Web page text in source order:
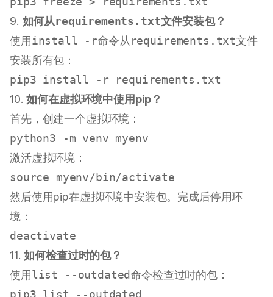
9. 如何从requirements.txt文件安装包？
使用install -r命令从 requirements.txt文件
安装所有包：
10.如何在虚拟环境中使用pip？
首先，创建一个虚拟环境：
激活虚拟环境：
source
然后使用pip在虚拟环境中安装包。完成后停用环
境：
11.如何检查过时的包？
使用list --outdated命令检查过时的包：